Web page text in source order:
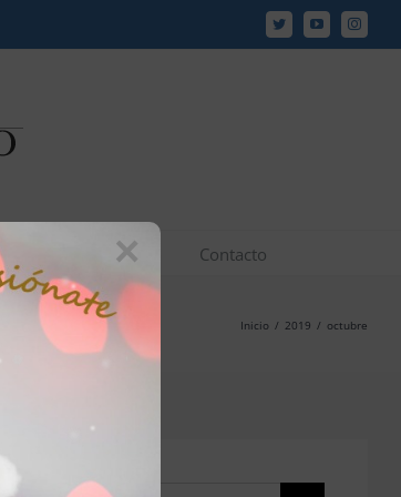
TwitterYouTube
JCR en los medios Contacto
Inicio / 2019 / octubre
×